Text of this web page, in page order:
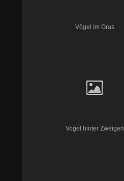
Vögel im Gras
Vogel hinter Zweigen